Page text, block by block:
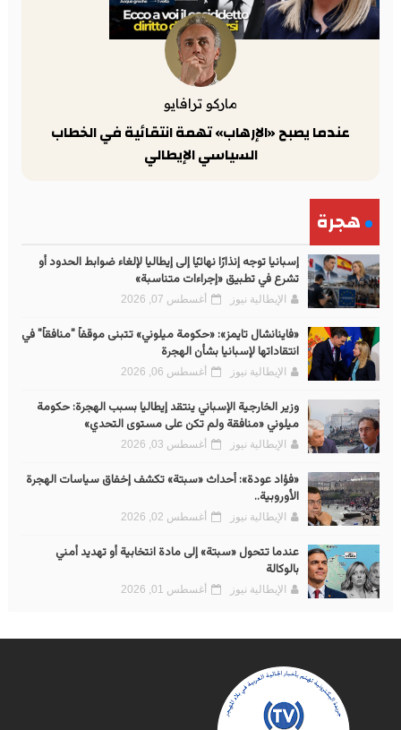
ماركو ترافايو
عندما يصبح «الإرهاب» تهمة انتقائية في الخطاب
السياسي الإيطالي
هجرة
إسبانيا توجه إنذارًا نهائيًا إلى إيطاليا لإلغاء ضوابط الحدود أو
تشرع في تطبيق «إجراءات متناسبة»
الإيطالية نيوز أغسطس 07, 2026
«فاينانشال تايمز»: «حكومة ميلوني» تتبنى موقفاً "منافقاً" في
انتقاداتها لإسبانيا بشأن الهجرة
الإيطالية نيوز أغسطس 06, 2026
وزير الخارجية الإسباني ينتقد إيطاليا بسبب الهجرة: حكومة
ميلوني «منافقة ولم تكن على مستوى التحدي»
الإيطالية نيوز أغسطس 03, 2026
«فؤاد عودة»: أحداث «سبتة» تكشف إخفاق سياسات الهجرة
الأوروبية..
الإيطالية نيوز أغسطس 02, 2026
عندما تتحول «سبتة» إلى مادة انتخابية أو تهديد أمني
بالوكالة
الإيطالية نيوز أغسطس 01, 2026